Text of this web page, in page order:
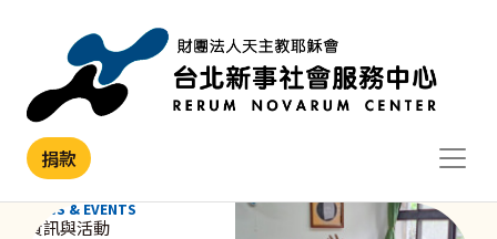
捐款
NEWS & EVENTS
資訊與活動